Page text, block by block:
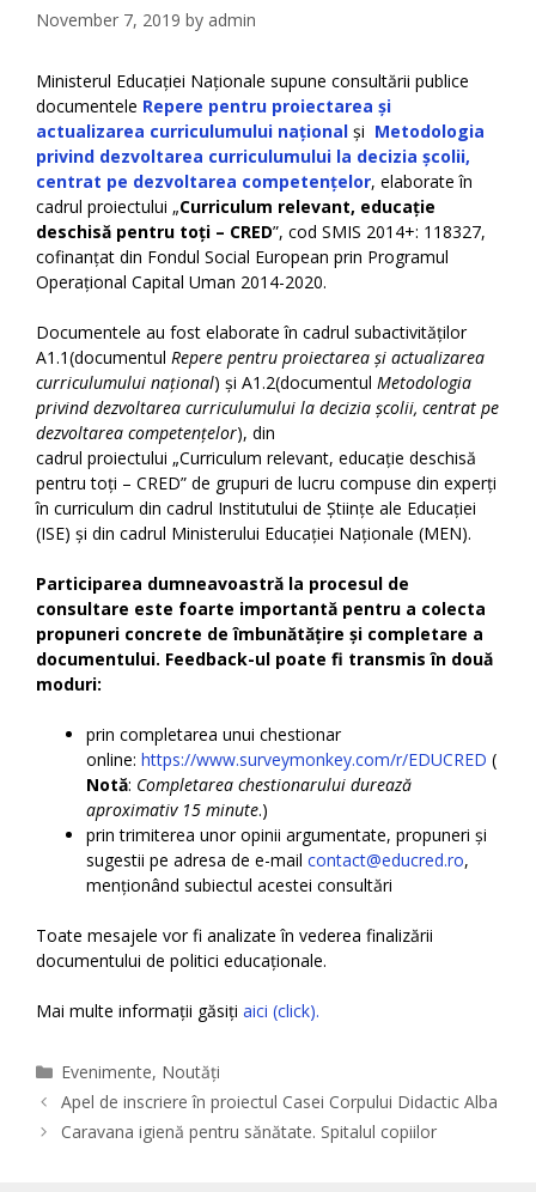
November 7, 2019 by admin
Ministerul Educației Naționale supune consultării publice
documentele Repere pentru proiectarea și
actualizarea curriculumului național și Metodologia
privind dezvoltarea curriculumului la decizia școlii,
centrat pe dezvoltarea competențelor, elaborate în
cadrul proiectului „Curriculum relevant, educație
deschisă pentru toți – CRED”, cod SMIS 2014+: 118327,
cofinanțat din Fondul Social European prin Programul
Operațional Capital Uman 2014-2020.
Documentele au fost elaborate în cadrul subactivităților
A1.1(documentul Repere pentru proiectarea și actualizarea
curriculumului național) și A1.2(documentul Metodologia
privind dezvoltarea curriculumului la decizia școlii, centrat pe
dezvoltarea competențelor), din
cadrul proiectului „Curriculum relevant, educație deschisă
pentru toți – CRED” de grupuri de lucru compuse din experți
în curriculum din cadrul Institutului de Științe ale Educației
(ISE) și din cadrul Ministerului Educației Naționale (MEN).
Participarea dumneavoastră la procesul de
consultare este foarte importantă pentru a colecta
propuneri concrete de îmbunătățire și completare a
documentului. Feedback-ul poate fi transmis în două
moduri:
prin completarea unui chestionar
online: https://www.surveymonkey.com/r/EDUCRED (
Notă: Completarea chestionarului durează
aproximativ 15 minute.)
prin trimiterea unor opinii argumentate, propuneri și
sugestii pe adresa de e-mail contact@educred.ro,
menționând subiectul acestei consultări
Toate mesajele vor fi analizate în vederea finalizării
documentului de politici educaționale.
Mai multe informații găsiți aici (click).
Categories
Evenimente, Noutăți
Apel de inscriere în proiectul Casei Corpului Didactic Alba
Caravana igienă pentru sănătate. Spitalul copiilor